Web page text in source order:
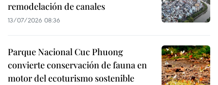
remodelación de canales
13/07/2026 08:36
Parque Nacional Cuc Phuong
convierte conservación de fauna en
motor del ecoturismo sostenible